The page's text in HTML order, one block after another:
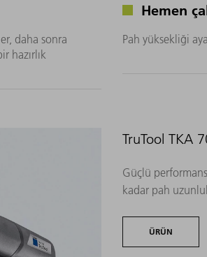
daha sonra
hazırlık
Hemen
Pah yüksekliği
TruTool TKA
Güçlü
kadar pah
ÜRÜN